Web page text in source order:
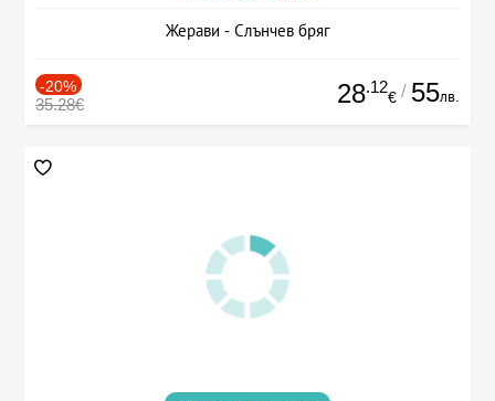
Жерави - Слънчев бряг
-20%
35.28€ 28.12
€ / 55лв.